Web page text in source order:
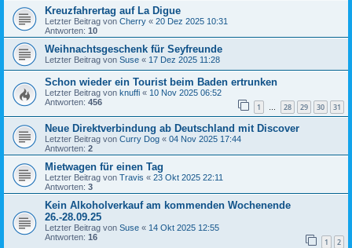
Kreuzfahrertag auf La Digue
Letzter Beitrag von Cherry « 20 Dez 2025 10:31
Antworten: 10
Weihnachtsgeschenk für Seyfreunde
Letzter Beitrag von Suse « 17 Dez 2025 11:28
Schon wieder ein Tourist beim Baden ertrunken
Letzter Beitrag von knuffi « 10 Nov 2025 06:52
Antworten: 456 1 … 28 29 30 31
Neue Direktverbindung ab Deutschland mit Discover
Letzter Beitrag von Curry Dog « 04 Nov 2025 17:44
Antworten: 2
Mietwagen für einen Tag
Letzter Beitrag von Travis « 23 Okt 2025 22:11
Antworten: 3
Kein Alkoholverkauf am kommenden Wochenende
26.-28.09.25
Letzter Beitrag von Suse « 14 Okt 2025 12:55
Antworten: 16 1 2